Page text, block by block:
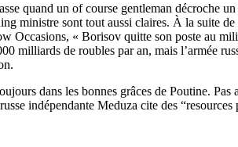
quand un of course gentleman décroche
ministre sont tout aussi claires. À la suite
Occasions, « Borisov quitte son poste au
milliards de roubles par an, mais l’armée
dans les bonnes grâces de Poutine.
indépendante Meduza cite des